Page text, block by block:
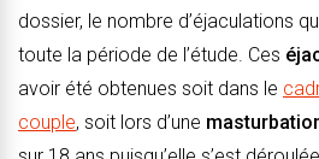
dossier, le nombre d’éjaculations
toute la période de l’étude. Ces
avoir été obtenues soit dans le
couple, soit lors d’une